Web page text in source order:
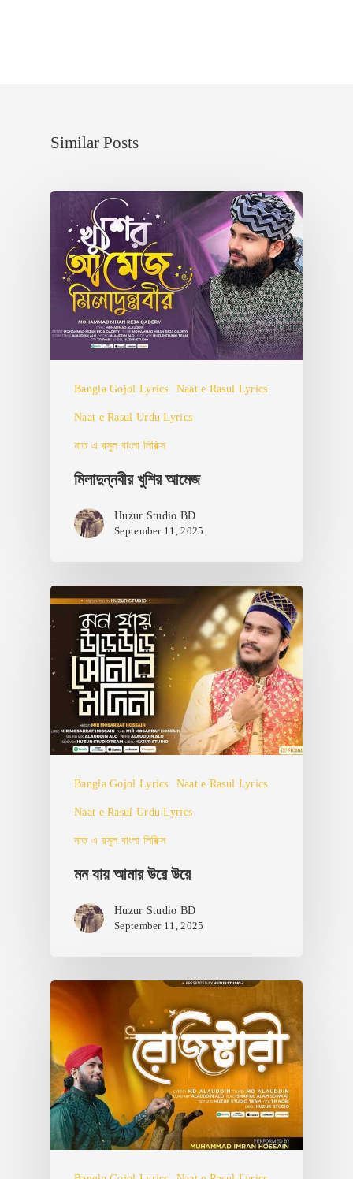
Similar Posts
Bangla Gojol Lyrics Naat e Rasul Lyrics
Naat e Rasul Urdu Lyrics
নাত এ রসুল বাংলা লিরিক্স
মিলাদুন্নবীর খুশির আমেজ
Huzur Studio BD
September 11, 2025
Bangla Gojol Lyrics Naat e Rasul Lyrics
Naat e Rasul Urdu Lyrics
নাত এ রসুল বাংলা লিরিক্স
মন যায় আমার উরে উরে
Huzur Studio BD
September 11, 2025
CONTACT US
ISLAMIC SONG
IMAGE GALLERY
AUDIO GALLERY